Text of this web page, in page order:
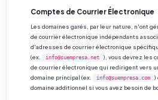
Comptes de Courrier Électronique
Les domaines garés, par leur nature, n'ont
de courrier électronique indépendants
d'adresses de courrier électronique
(ex.
info@suempresa.net
), vous devrez les
de courrier électronique qui redirigent vers
domaine principal (ex.
info@suempresa.com
)
domaine additionnel si vous avez besoin de